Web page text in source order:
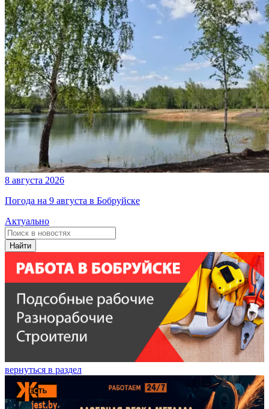
8 августа 2026
Погода на 9 августа в Бобруйске
Актуально
Найти
вернуться в раздел